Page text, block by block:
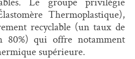
Thermoplastique),
recyclable (un taux de
80%) qui offre notamment
supérieure.